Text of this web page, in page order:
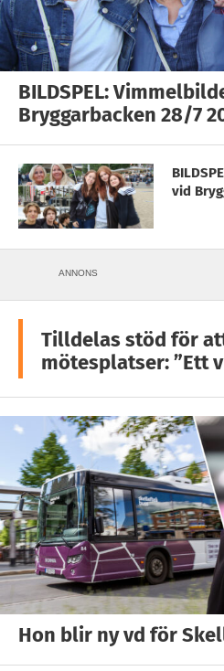
BILDSPEL:
Bryggarbacken 28/7
vid
ANNONS
Tilldelas stöd för
mötesplatser: ”Ett
Hon blir ny vd för